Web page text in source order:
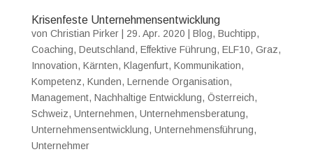
Krisenfeste Unternehmensentwicklung
von Christian Pirker| 29. Apr. 2020 | Blog, Buchtipp,
Coaching, Deutschland, Effektive Führung, ELF10, Graz,
Innovation, Kärnten, Klagenfurt, Kommunikation,
Kompetenz, Kunden, Lernende Organisation,
Management, Nachhaltige Entwicklung, Österreich,
Schweiz, Unternehmen, Unternehmensberatung,
Unternehmensentwicklung, Unternehmensführung,
Unternehmer